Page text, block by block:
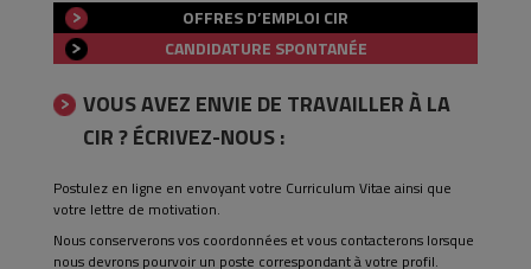
OFFRES D’EMPLOI CIR
CANDIDATURE SPONTANÉE
VOUS AVEZ ENVIE DE TRAVAILLER À LA
CIR ? ÉCRIVEZ-NOUS :
Postulez en ligne en envoyant votre Curriculum Vitae ainsi que
votre lettre de motivation.
Nous conserverons vos coordonnées et vous contacterons lorsque
nous devrons pourvoir un poste correspondant à votre profil.